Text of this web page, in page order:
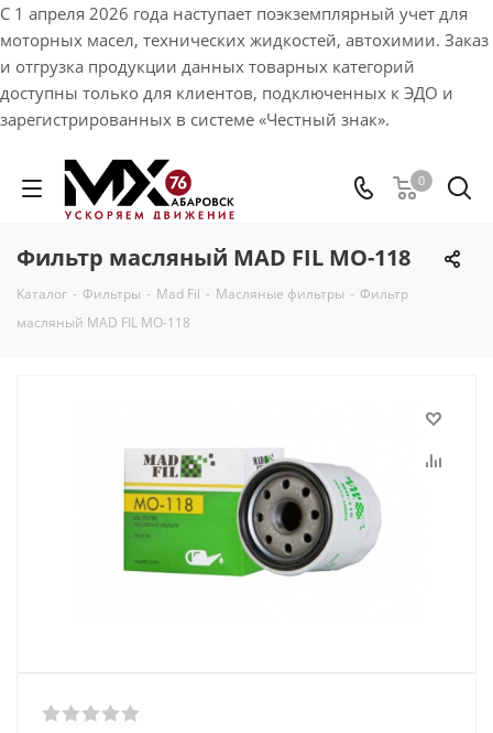
С 1 апреля 2026 года наступает поэкземплярный учет для
моторных масел, технических жидкостей, автохимии. Заказ
и отгрузка продукции данных товарных категорий
доступны только для клиентов, подключенных к ЭДО и
зарегистрированных в системе «Честный знак».
0
Фильтр масляный MAD FIL MO-118
Каталог - Фильтры - Mad Fil - Масляные фильтры - Фильтр
масляный MAD FIL MO-118